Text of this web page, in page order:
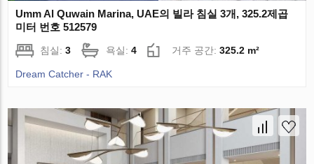
Umm Al Quwain Marina, UAE의 빌라 침실 3개, 325.2제곱
미터 번호 512579
침실:3 욕실:4 거주 공간:325.2 m²
Dream Catcher - RAK